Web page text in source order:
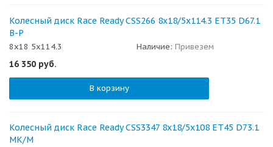
Колесный диск Race Ready CSS266 8x18/5x114.3 ET35 D67.1
B-P
8x18 5x114.3 Наличие: Привезем
16 350 руб.
В корзину
Колесный диск Race Ready CSS3347 8x18/5x108 ET45 D73.1
МК/М